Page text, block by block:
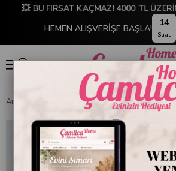
💥 BU FIRSAT KAÇMAZ! 4000 TL
HEMEN ALIŞVERİŞE BAŞLA! 14
Saat
Anasayfa SOFRA & MUTFAK SOFRA &